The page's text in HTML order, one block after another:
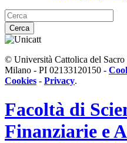
Cerca
© Università Cattolica del
Milano - PI 02133120150 -
Cookies - Privacy.
Facoltà di
Finanziarie e